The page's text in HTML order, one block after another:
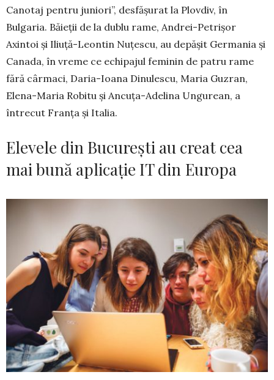
Canotaj pentru juniori”, des­fă­șurat la Plovdiv, în
Bulgaria. Băieţii de la dublu rame, Andrei-Petrişor
Axintoi şi Iliuţă-Leontin Nuţescu, au depășit Germania şi
Canada, în vreme ce echipajul fe­­minin de patru rame
fără cârmaci, Daria-Ioana Di­nulescu, Maria Guzran,
Elena-Maria Robitu şi An­cuţa-Adelina Ungurean, a
întrecut Franţa şi Italia.
Elevele din București au creat cea
mai bună aplicație IT din Europa